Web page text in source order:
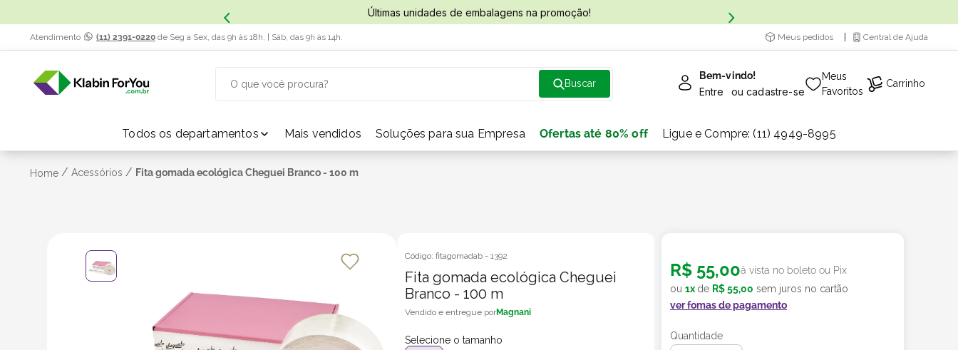
Últimas unidades de embalagens na promoção!
Atendimento (11) 2391-0220 de Seg a Sex, das 9h às 18h. | Sáb, das 9h às 14h. Meus pedidos Central de Ajuda
Bem-vindo!
Entre ou cadastre-se
Meus
Favoritos
Carrinho
Todos os departamentos Mais vendidos Soluções para sua Empresa Ofertas até 80% off Ligue e Compre: (11) 4949-8995
Home / Acessórios / Fita gomada ecológica Cheguei Branco - 100 m
Código: fitagomadab - 1392
Fita gomada ecológica Cheguei
Branco - 100 m
Magnani
Selecione o tamanho
R$ 55,00à vista no boleto ou Pix
ou 1x de R$55,00 sem juros no cartão
ver fomas de pagamento
Quantidade
TERMOS MAIS BUSCADOS
1º caixa papelão
bebida
5º transporte